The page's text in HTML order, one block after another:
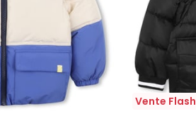
Vente Flash